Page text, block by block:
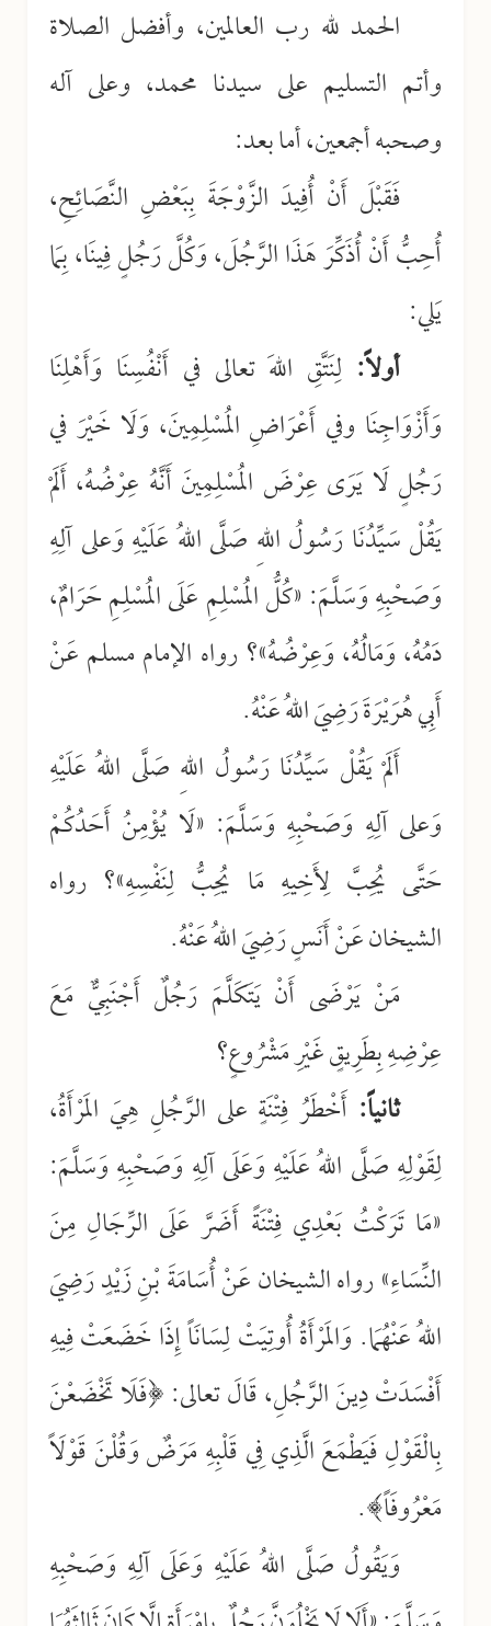
الحمد لله رب العالمين، وأفضل الصلاة
وأتم التسليم على سيدنا محمد، وعلى آله
وصحبه أجمعين، أما بعد:
فَقَبْلَ أَنْ أُفِيدَ الزَّوْجَةَ بِبَعْضِ النَّصَائِحِ،
أُحِبُّ أَنْ أُذَكِّرَ هَذَا الرَّجُلَ، وَكُلَّ رَجُلٍ فِينَا، بِمَا
يَلي:
أولاً: لِنَتَّقِ اللهَ تعالى في أَنْفُسِنَا وَأَهْلِنَا
وَأَزْوَاجِنَا وفي أَعْرَاضِ المُسْلِمِينَ، وَلَا خَيْرَ في
رَجُلٍ لَا يَرَى عِرْضَ المُسْلِمِينَ أَنَّهُ عِرْضُهُ، أَلَمْ
يَقُلْ سَيِّدُنَا رَسُولُ اللهِ صَلَّى اللهُ عَلَيْهِ وَعلى آلِهِ
وَصَحْبِهِ وَسَلَّمَ: «كُلُّ المُسْلِمِ عَلَى المُسْلِمِ حَرَامٌ،
دَمُهُ، وَمَالُهُ، وَعِرْضُهُ»؟ رواه الإمام مسلم عَنْ
أَبِي هُرَيْرَةَ رَضِيَ اللهُ عَنْهُ.
أَلَمْ يَقُلْ سَيِّدُنَا رَسُولُ اللهِ صَلَّى اللهُ عَلَيْهِ
وَعلى آلِهِ وَصَحْبِهِ وَسَلَّمَ: «لَا يُؤْمِنُ أَحَدُكُمْ
حَتَّى يُحِبَّ لِأَخِيهِ مَا يُحِبُّ لِنَفْسِهِ»؟ رواه
الشيخان عَنْ أَنَسٍ رَضِيَ اللهُ عَنْهُ.
مَنْ يَرْضَى أَنْ يَتَكَلَّمَ رَجُلٌ أَجْنَبِيٌّ مَعَ
عِرْضِهِ بِطَرِيقٍ غَيْرِ مَشْرُوعٍ؟
ثانياً: أَخْطَرُ فِتْنَةٍ على الرَّجُلِ هِيَ المَرْأَةُ،
لِقَوْلِهِ صَلَّى اللهُ عَلَيْهِ وَعَلَى آلِهِ وَصَحْبِهِ وَسَلَّمَ:
«مَا تَرَكْتُ بَعْدِي فِتْنَةً أَضَرَّ عَلَى الرِّجَالِ مِنَ
النِّسَاءِ» رواه الشيخان عَنْ أُسَامَةَ بْنِ زَيْدٍ رَضِيَ
اللهُ عَنْهُمَا. وَالمَرْأَةُ أُوتِيَتْ لِسَانَاً إِذَا خَضَعَتْ فِيهِ
أَفْسَدَتْ دِينَ الرَّجُلِ، قَالَ تعالى: ﴿فَلَا تَخْضَعْنَ
بِالْقَوْلِ فَيَطْمَعَ الَّذِي فِي قَلْبِهِ مَرَضٌ وَقُلْنَ قَوْلَاً
مَعْرُوفَاً﴾.
وَيَقُولُ صَلَّى اللهُ عَلَيْهِ وَعَلَى آلِهِ وَصَحْبِهِ